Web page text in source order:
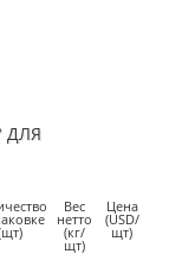
ДЛЯ
Вес
нетто
(кг/
щт)
Цена
(USD/
щт)